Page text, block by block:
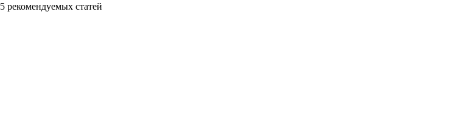
5 рекомендуемых статей